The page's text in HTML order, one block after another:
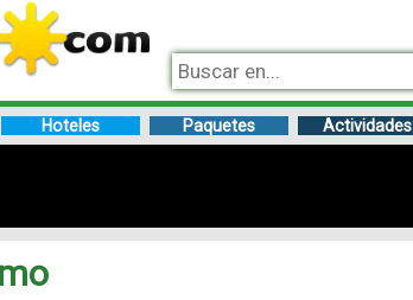
Hoteles Paquetes Actividades